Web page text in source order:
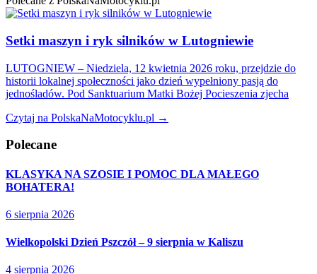
Setki maszyn i ryk silników w Lutogniewie
LUTOGNIEW – Niedziela, 12 kwietnia 2026 roku, przejdzie do
historii lokalnej społeczności jako dzień wypełniony pasją do
jednośladów. Pod Sanktuarium Matki Bożej Pocieszenia zjecha
Czytaj na PolskaNaMotocyklu.pl →
Polecane
KLASYKA NA SZOSIE I POMOC DLA MAŁEGO
BOHATERA!
6 sierpnia 2026
Wielkopolski Dzień Pszczół – 9 sierpnia w Kaliszu
4 sierpnia 2026